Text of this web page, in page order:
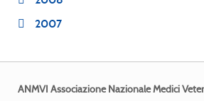
2007
ANMVI Associazione Nazionale Medici